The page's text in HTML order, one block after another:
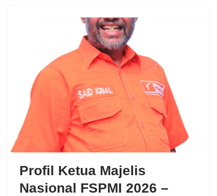
Profil Ketua Majelis
Nasional FSPMI 2026 –